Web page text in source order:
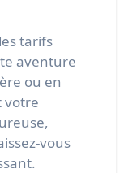
tarifs
aventure
ou en
votre
vous